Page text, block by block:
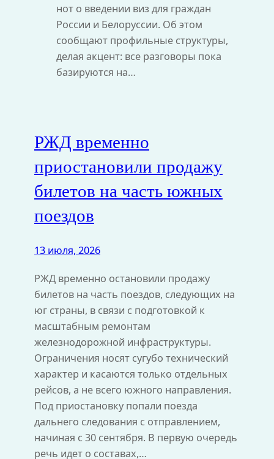
нот о введении виз для граждан
России и Белоруссии. Об этом
сообщают профильные структуры,
делая акцент: все разговоры пока
базируются на…
РЖД временно
приостановили продажу
билетов на часть южных
поездов
13 июля, 2026
РЖД временно остановили продажу
билетов на часть поездов, следующих на
юг страны, в связи с подготовкой к
масштабным ремонтам
железнодорожной инфраструктуры.
Ограничения носят сугубо технический
характер и касаются только отдельных
рейсов, а не всего южного направления.
Под приостановку попали поезда
дальнего следования с отправлением,
начиная с 30 сентября. В первую очередь
речь идет о составах,…